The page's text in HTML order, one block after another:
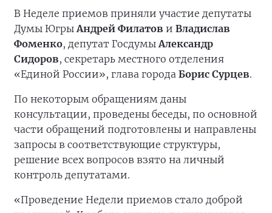
В Неделе приемов приняли участие депутаты
Думы ЮгрыАндрей Филатов и Владислав
Фоменко, депутат ГосдумыАлександр
Сидоров, секретарь местного отделения
«Единой России», глава города Борис Сурцев.
По некоторым обращениям даны
консультации, проведены беседы, по основной
части обращений подготовлены и направлены
запросы в соответствующие структуры,
решение всех вопросов взято на личный
контроль депутатами.
«Проведение Недели приемов стало доброй